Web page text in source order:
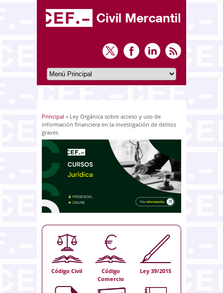
Usted está aquí
Principal » Ley Orgánica sobre acceso y uso de
información financiera en la investigación de delitos
graves
Código Civil
Código
Comercio
Ley 39/2015